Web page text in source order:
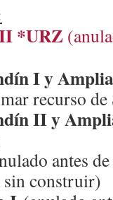
*URZ
recurso
y
antes
sin construir)